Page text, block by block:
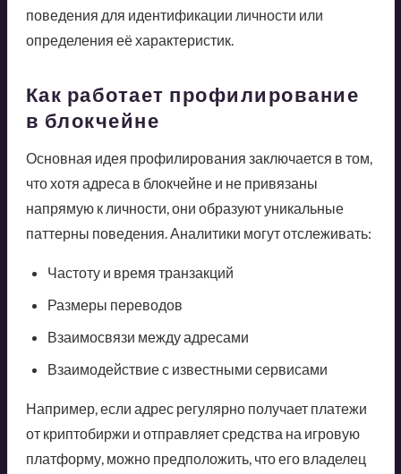
поведения для идентификации личности или
определения её характеристик.
Как работает профилирование
в блокчейне
Основная идея профилирования заключается в том,
что хотя адреса в блокчейне и не привязаны
напрямую к личности, они образуют уникальные
паттерны поведения. Аналитики могут отслеживать:
Частоту и время транзакций
Размеры переводов
Взаимосвязи между адресами
Взаимодействие с известными сервисами
Например, если адрес регулярно получает платежи
от криптобиржи и отправляет средства на игровую
платформу, можно предположить, что его владелец